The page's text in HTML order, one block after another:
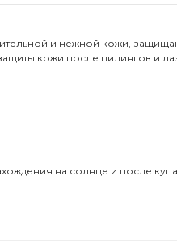
и нежной кожи,
кожи после пилингов и
на солнце и после